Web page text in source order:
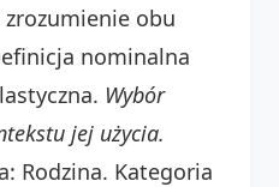
obu
nominalna
Wybór
jej użycia.
Rodzina. Kategoria